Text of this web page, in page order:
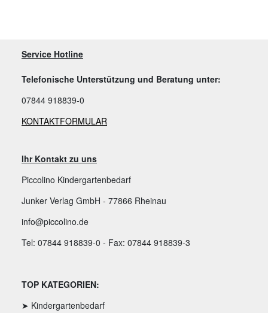
Service Hotline
Telefonische Unterstützung und Beratung unter:
07844 918839-0
KONTAKTFORMULAR
Ihr Kontakt zu uns
Piccolino Kindergartenbedarf
Junker Verlag GmbH - 77866 Rheinau
info@piccolino.de
Tel: 07844 918839-0 - Fax: 07844 918839-3
TOP KATEGORIEN:
➤ Kindergartenbedarf